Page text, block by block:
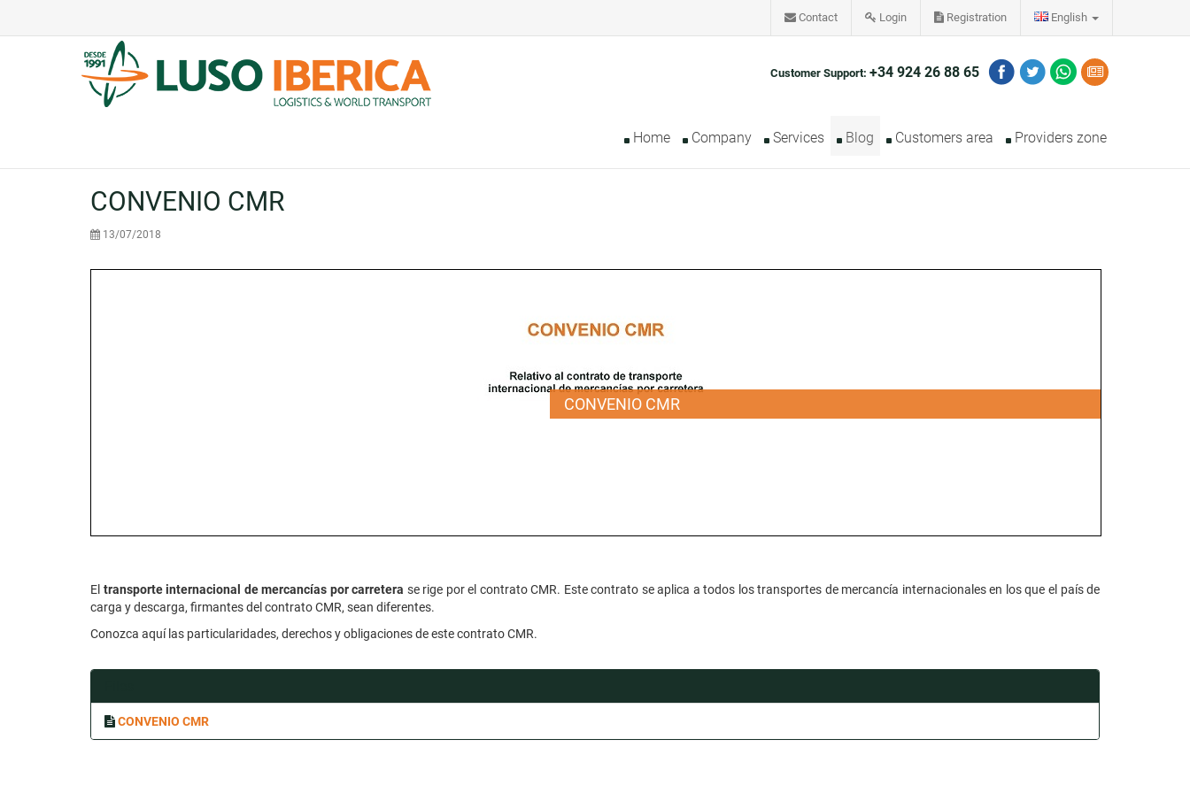
Contact Login Registration English
Customer Support: +34 924 26 88 65
Home Company Services Blog Customers area Providers zone
CONVENIO CMR
13/07/2018
CONVENIO CMR
El transporte internacional de mercancías por carretera se rige por el contrato CMR. Este contrato se aplica a todos los transportes de mercancía internacionales en los que el país de
carga y descarga, firmantes del contrato CMR, sean diferentes.
Conozca aquí las particularidades, derechos y obligaciones de este contrato CMR.
CONVENIO CMR